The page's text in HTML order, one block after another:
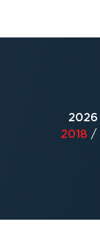
2026
2018 /